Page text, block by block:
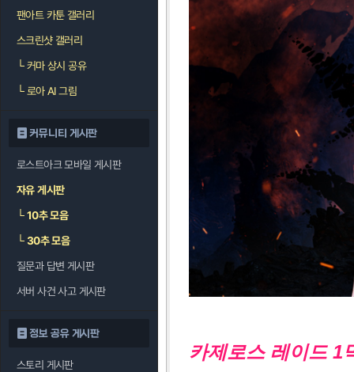
팬아트 카툰 갤러리
스크린샷 갤러리
└커마 상시 공유
└로아 AI 그림
커뮤니티 게시판
로스트아크 모바일 게시판
자유 게시판
└10추 모음
└30추 모음
질문과 답변 게시판
서버 사건 사고 게시판
정보 공유 게시판
스토리 게시판
카제로스 레이드 1